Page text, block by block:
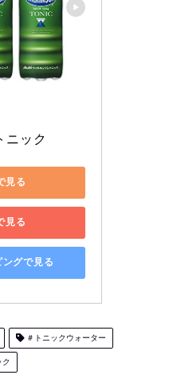
ニック
見る
見る
グで見る
＃トニックウォーター